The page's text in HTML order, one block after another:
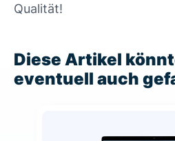
Qualität!
Diese Artikel
eventuell auch